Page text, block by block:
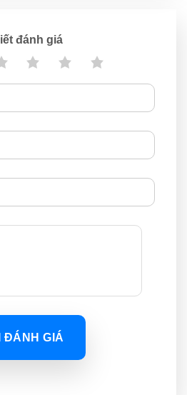
đánh giá
ĐÁNH GIÁ